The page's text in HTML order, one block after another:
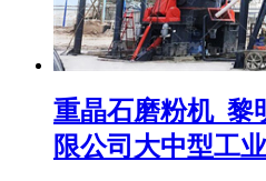
重晶石磨粉机_黎
限公司大中型工